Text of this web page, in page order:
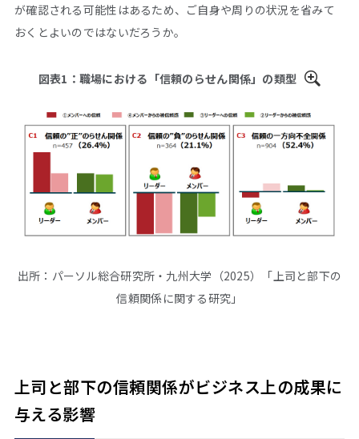
が確認される可能性はあるため、ご自身や周りの状況を省みて
おくとよいのではないだろうか。
図表1：職場における「信頼のらせん関係」の類型
出所：パーソル総合研究所・九州大学（2025）「上司と部下の
信頼関係に関する研究」
上司と部下の信頼関係がビジネス上の成果に
与える影響